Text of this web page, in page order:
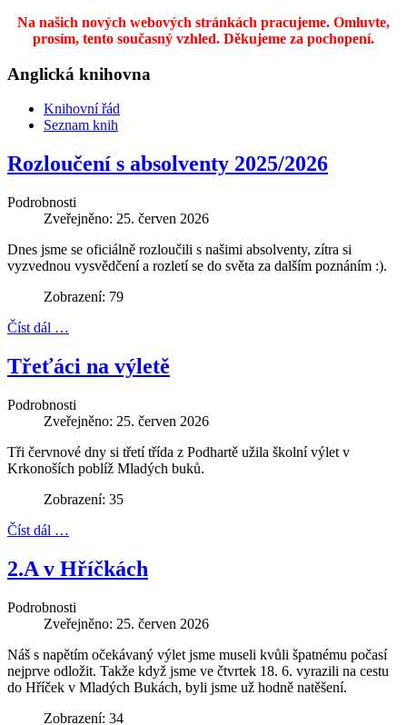
Na našich nových webových stránkách pracujeme. Omluvte,
prosím, tento současný vzhled. Děkujeme za pochopení.
Anglická knihovna
Knihovní řád
Seznam knih
Rozloučení s absolventy 2025/2026
Podrobnosti
Zveřejněno: 25. červen 2026
Dnes jsme se oficiálně rozloučili s našimi absolventy, zítra si
vyzvednou vysvědčení a rozletí se do světa za dalším poznáním :).
Zobrazení: 79
Číst dál …
Třeťáci na výletě
Podrobnosti
Zveřejněno: 25. červen 2026
Tři červnové dny si třetí třída z Podhartě užila školní výlet v
Krkonoších poblíž Mladých buků.
Zobrazení: 35
Číst dál …
2.A v Hříčkách
Podrobnosti
Zveřejněno: 25. červen 2026
Náš s napětím očekávaný výlet jsme museli kvůli špatnému počasí
nejprve odložit. Takže když jsme ve čtvrtek 18. 6. vyrazili na cestu
do Hříček v Mladých Bukách, byli jsme už hodně natěšení.
Zobrazení: 34